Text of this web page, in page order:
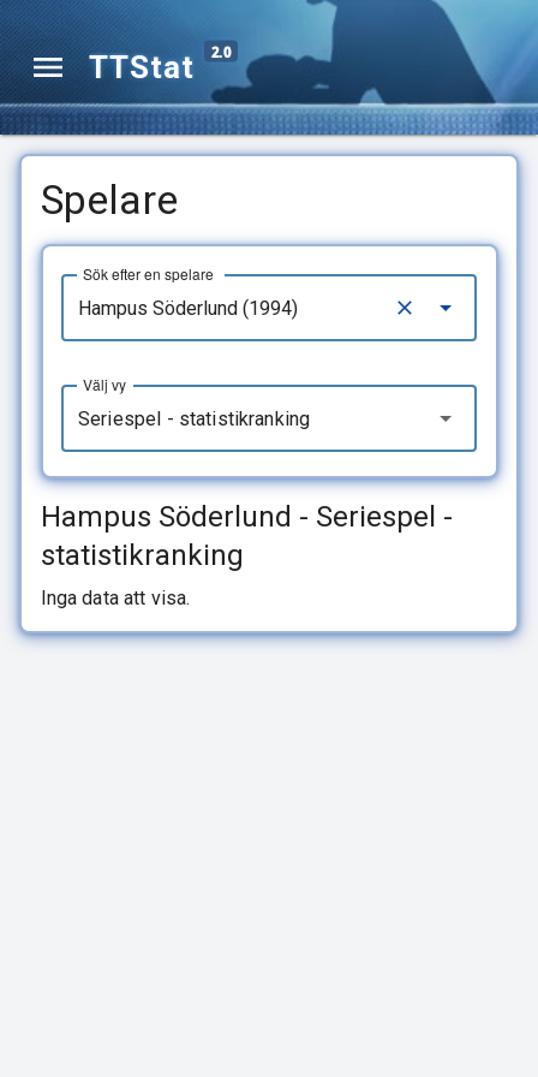
TTStat 2.0
Spelare
Sök efter en spelare
Seriespel - statistikranking
Välj vy
Hampus Söderlund - Seriespel -
statistikranking
Inga data att visa.